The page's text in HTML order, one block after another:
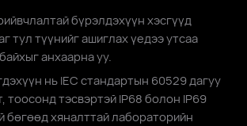
бүрэлдэхүүн хэсгүүд
тул түүнийг ашиглах үедээ утсаа
анхаарна уу.
нь IEC стандартын 60529 дагуу
тоосонд тэсвэртэй IP68 болон IP69
бөгөөд хяналттай лабораторийн